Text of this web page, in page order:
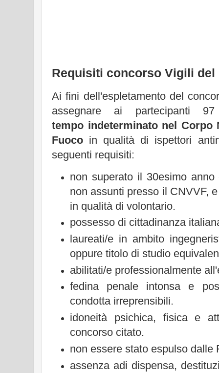
Requisiti concorso Vigili del
Ai fini dell'espletamento del
assegnare ai partecipanti
tempo indeterminato nel Corpo
Fuoco in qualità di ispettori
seguenti requisiti:
non superato il 30esimo
non assunti presso il CNVVF,
in qualità di volontario.
possesso di cittadinanza
laureati/e in ambito
oppure titolo di studio
abilitati/e professionalmente
fedina penale intonsa e
condotta irreprensibili.
idoneità psichica, fisica e
concorso citato.
non essere stato espulso dalle
assenza adi dispensa,